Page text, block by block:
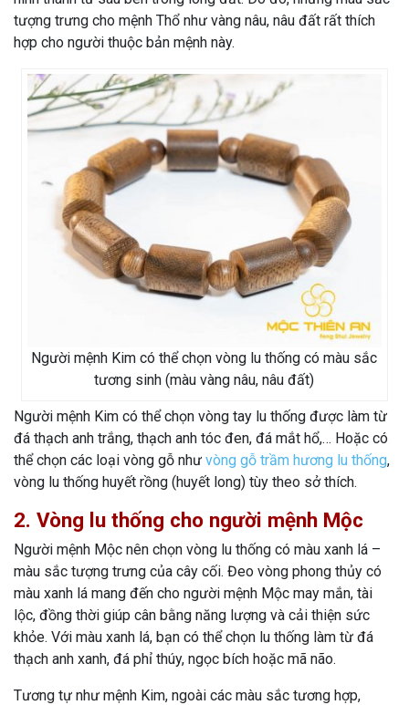
tượng trưng cho mệnh Thổ như vàng nâu, nâu đất rất thích
hợp cho người thuộc bản mệnh này.
Người mệnh Kim có thể chọn vòng lu thống có màu sắc
tương sinh (màu vàng nâu, nâu đất)
Người mệnh Kim có thể chọn vòng tay lu thống được làm từ
đá thạch anh trắng, thạch anh tóc đen, đá mắt hổ,… Hoặc có
thể chọn các loại vòng gỗ như vòng gỗ trầm hương lu thống,
vòng lu thống huyết rồng (huyết long) tùy theo sở thích.
2. Vòng lu thống cho người mệnh Mộc
Người mệnh Mộc nên chọn vòng lu thống có màu xanh lá –
màu sắc tượng trưng của cây cối. Đeo vòng phong thủy có
màu xanh lá mang đến cho người mệnh Mộc may mắn, tài
lộc, đồng thời giúp cân bằng năng lượng và cải thiện sức
khỏe. Với màu xanh lá, bạn có thể chọn lu thống làm từ đá
thạch anh xanh, đá phỉ thúy, ngọc bích hoặc mã não.
Tương tự như mệnh Kim, ngoài các màu sắc tương hợp,